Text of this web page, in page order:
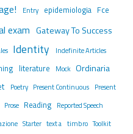
Entry epidemiologia Fce
exam Gateway To Success
Identity
Indefinite Articles
literature Mock Ordinaria
Poetry Present Continuous Present
Prose Reading Reported Speech
Starter text a timbro Toolkit